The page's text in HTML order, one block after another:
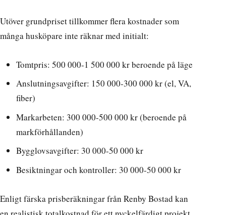
Utöver grundpriset tillkommer flera kostnader som
många husköpare inte räknar med initialt:
Tomtpris: 500 000-1 500 000 kr beroende på läge
Anslutningsavgifter: 150 000-300 000 kr (el, VA,
fiber)
Markarbeten: 300 000-500 000 kr (beroende på
markförhållanden)
Bygglovsavgifter: 30 000-50 000 kr
Besiktningar och kontroller: 30 000-50 000 kr
Enligt färska prisberäkningar från Renby Bostad kan